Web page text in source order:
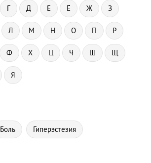
Боль Гиперэстезия